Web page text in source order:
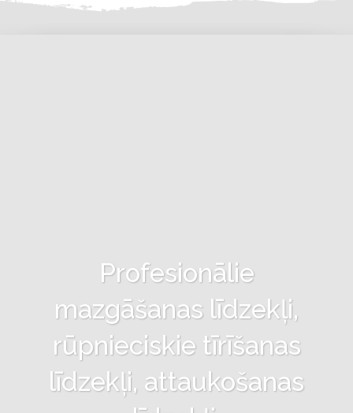
Profesionālie
mazgāšanas līdzekļi,
rūpnieciskie tīrīšanas
līdzekļi, attaukošanas